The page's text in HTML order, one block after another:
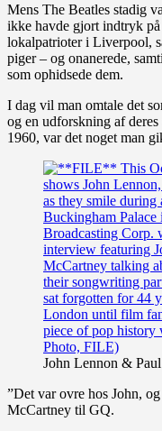
Mens The Beatles stadig
ikke havde gjort indtryk på
lokalpatrioter i Liverpool,
piger – og onanerede,
som ophidsede dem.
I dag vil man omtale det
og en udforskning af
1960, var det noget man
John Lennon &
”Det var ovre hos John,
McCartney til GQ.